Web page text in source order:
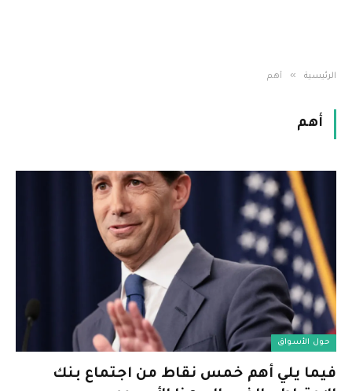
الرئيسية » أهم
أهم
حول الأسواق
فيما يلي أهم خمس نقاط من اجتماع بنك